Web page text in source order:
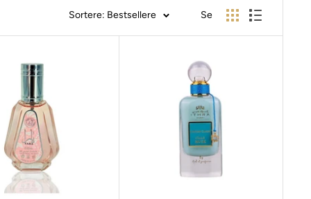
Sortere: Bestsellere Se